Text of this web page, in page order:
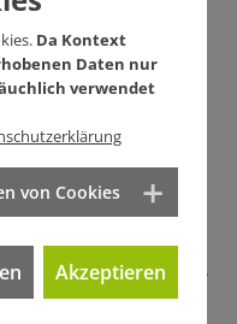
Klage der Bahn gegen
Umfang abgewiesen.
Finanzierungsvertrags,
Bereitschaft zur
Ende ist es damit nicht.
Da Kontext
Daten nur
verwendet
von Cookies
Akzeptieren